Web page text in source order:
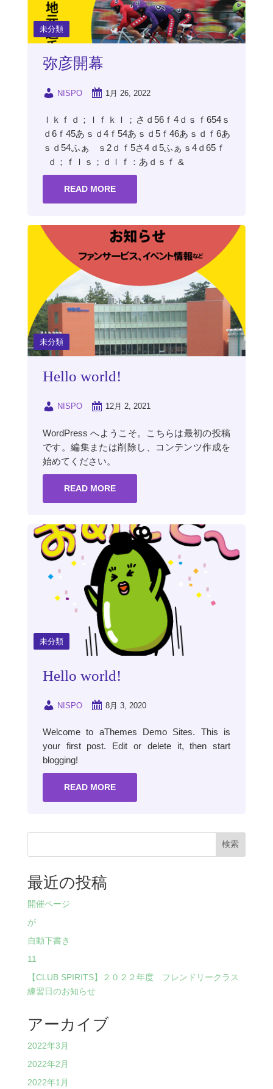
未分類
弥彦開幕
NISPO 1月 26, 2022
ｌｋｆｄ；ｌｆｋｌ；さｄ56ｆ4ｄｓｆ654ｓ
ｄ6ｆ45あｓｄ4ｆ54あｓｄ5ｆ46あｓｄｆ6あ
ｓｄ54ふぁ ｓ2ｄｆ5さ4ｄ5ふぁｓ4ｄ65ｆ
ｄ；ｆｌｓ；ｄｌｆ：あｄｓｆ &
READ MORE
未分類
Hello world!
NISPO 12月 2, 2021
WordPress へようこそ。こちらは最初の投稿
です。編集または削除し、コンテンツ作成を
始めてください。
READ MORE
未分類
Hello world!
NISPO 8月 3, 2020
Welcome to aThemes Demo Sites. This is
your first post. Edit or delete it, then start
blogging!
READ MORE
検索
最近の投稿
開催ページ
が
自動下書き
11
【CLUB SPIRITS】２０２２年度 フレンドリークラス
練習日のお知らせ
アーカイブ
2022年3月
2022年2月
2022年1月